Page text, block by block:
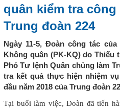
quân kiểm tra
Trung đoàn 224
Ngày 11-5, Đoàn công tác
Không quân (PK-KQ) do Thiếu
Phó Tư lệnh Quân chủng làm
tra kết quả thực hiện nhiệm
đầu năm 2018 của Trung đoàn
Tại buổi làm việc, Đoàn đã tiến